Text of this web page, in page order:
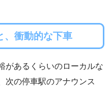
、衝動的な下車
があるくらいのローカルな
次の停車駅のアナウンス